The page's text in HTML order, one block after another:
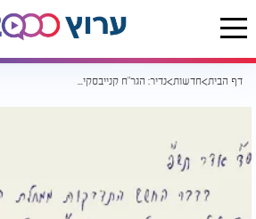
דף הבית חדשות נדיר: הגר"ח קנייבסקי בעצות רוחניות להינצל מנגיף הקרונה